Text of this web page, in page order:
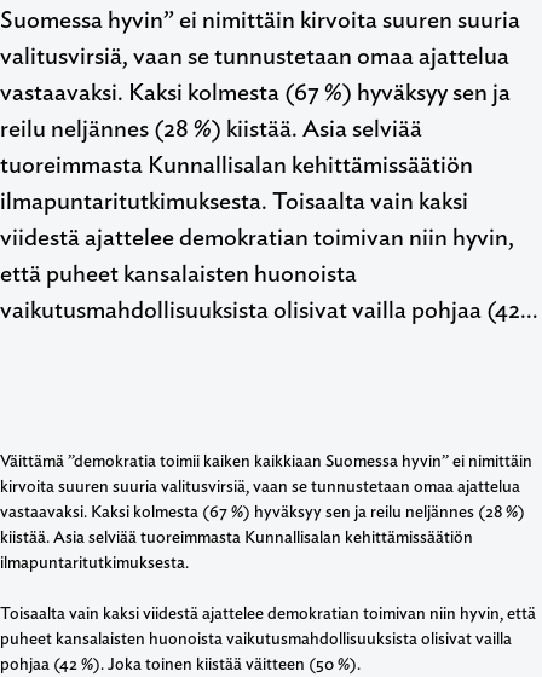
Suomessa hyvin” ei nimittäin kirvoita suuren suuria
valitusvirsiä, vaan se tunnustetaan omaa ajattelua
vastaavaksi. Kaksi kolmesta (67 %) hyväksyy sen ja
reilu neljännes (28 %) kiistää. Asia selviää
tuoreimmasta Kunnallisalan kehittämissäätiön
ilmapuntaritutkimuksesta. Toisaalta vain kaksi
viidestä ajattelee demokratian toimivan niin hyvin,
että puheet kansalaisten huonoista
vaikutusmahdollisuuksista olisivat vailla pohjaa (42…
Väittämä ”demokratia toimii kaiken kaikkiaan Suomessa hyvin” ei nimittäin
kirvoita suuren suuria valitusvirsiä, vaan se tunnustetaan omaa ajattelua
vastaavaksi. Kaksi kolmesta (67 %) hyväksyy sen ja reilu neljännes (28 %)
kiistää. Asia selviää tuoreimmasta Kunnallisalan kehittämissäätiön
ilmapuntaritutkimuksesta.
Toisaalta vain kaksi viidestä ajattelee demokratian toimivan niin hyvin, että
puheet kansalaisten huonoista vaikutusmahdollisuuksista olisivat vailla
pohjaa (42 %). Joka toinen kiistää väitteen (50 %).